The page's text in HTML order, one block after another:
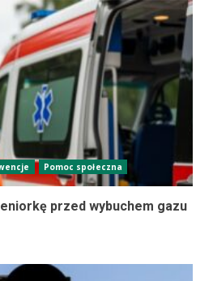
Pomoc społeczna
przed wybuchem gazu